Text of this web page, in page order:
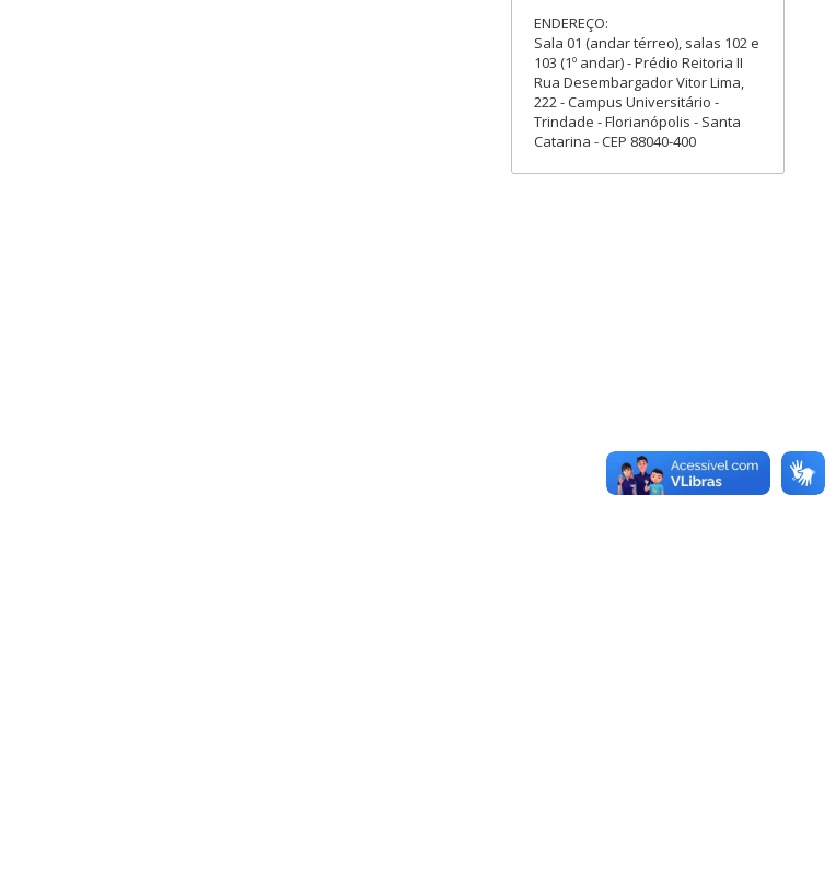
ENDEREÇO:
Sala 01 (andar térreo), salas 102 e
103 (1º andar) - Prédio Reitoria II
Rua Desembargador Vitor Lima,
222 - Campus Universitário -
Trindade - Florianópolis - Santa
Catarina - CEP 88040-400